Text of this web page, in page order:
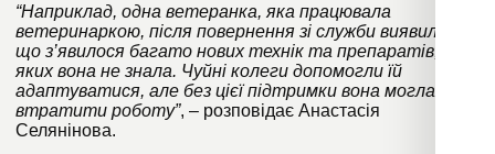
“Наприклад, одна ветеранка, яка працювала
ветеринаркою, після повернення зі служби виявила,
що з’явилося багато нових технік та препаратів,
яких вона не знала. Чуйні колеги допомогли їй
адаптуватися, але без цієї підтримки вона могла б
втратити роботу”, – розповідає Анастасія
Селянінова.